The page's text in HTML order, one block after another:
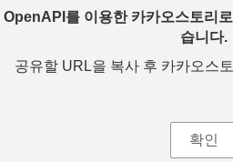
OpenAPI를 이용한 카카오스토리
습니다.
공유할 URL을 복사 후 카카오스
확인